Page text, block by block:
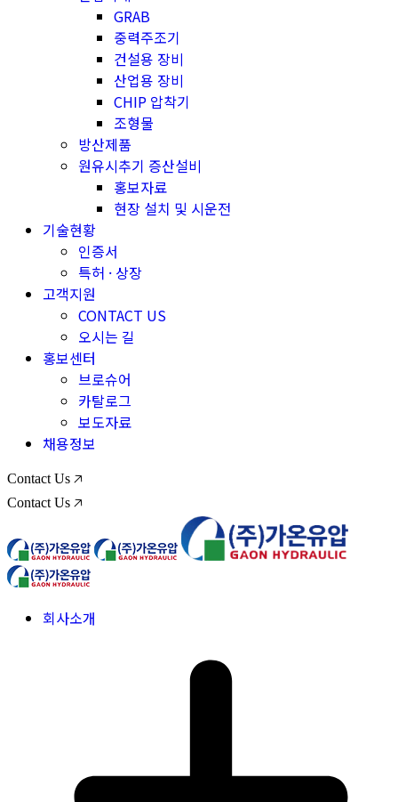
GRAB
중력주조기
건설용 장비
산업용 장비
CHIP 압착기
조형물
방산제품
원유시추기 증산설비
홍보자료
현장 설치 및 시운전
기술현황
인증서
특허 · 상장
고객지원
CONTACT US
오시는 길
홍보센터
브로슈어
카탈로그
보도자료
채용정보
Contact Us 🡥
Contact Us 🡥
회사소개